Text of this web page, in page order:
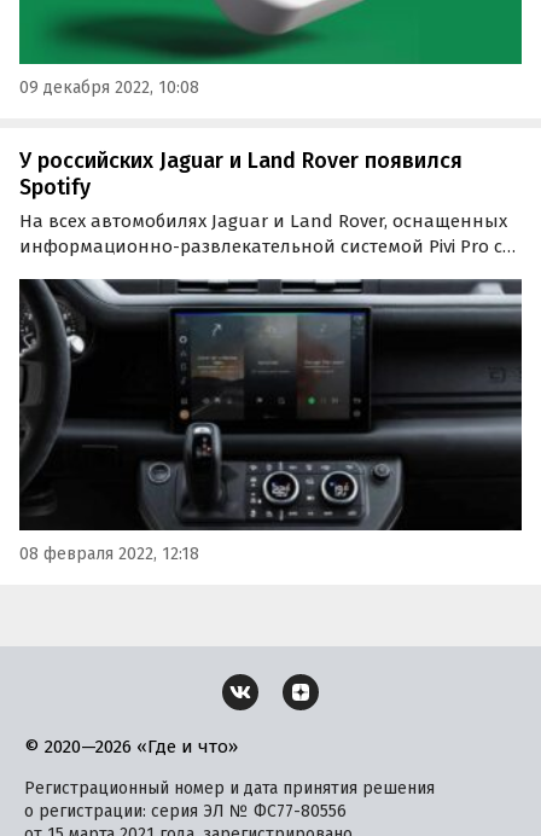
09 декабря 2022, 10:08
У российских Jaguar и Land Rover появился
Spotify
На всех автомобилях Jaguar и Land Rover, оснащенных
информационно-развлекательной системой Pivi Pro с
Spotify.
08 февраля 2022, 12:18
© 2020—2026 «Где и что»
Регистрационный номер и дата принятия решения
о регистрации: серия ЭЛ № ФС77-80556